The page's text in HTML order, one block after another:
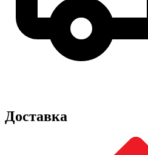
Доставка